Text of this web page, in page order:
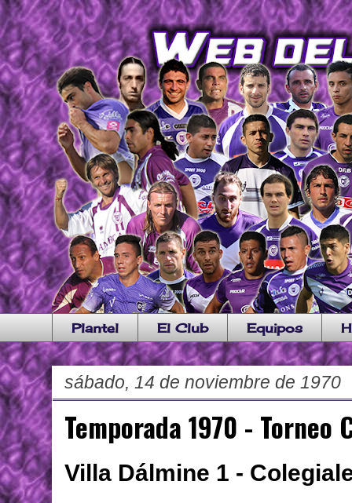
Plantel El Club Equipos
sábado, 14 de noviembre de 1970
Temporada 1970 - Torneo
Villa Dálmine 1 -